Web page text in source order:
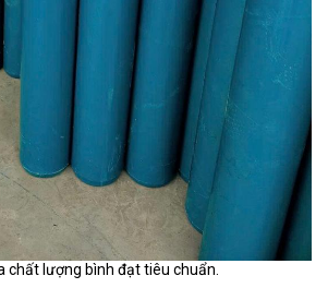
chất lượng bình đạt tiêu chuẩn.